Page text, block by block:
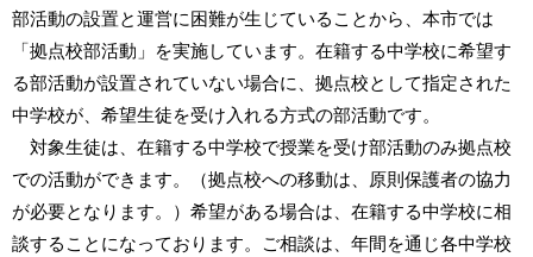
部活動の設置と運営に困難が生じていることから、本市では
「拠点校部活動」を実施しています。在籍する中学校に希望す
る部活動が設置されていない場合に、拠点校として指定された
中学校が、希望生徒を受け入れる方式の部活動です。
対象生徒は、在籍する中学校で授業を受け部活動のみ拠点校
での活動ができます。（拠点校への移動は、原則保護者の協力
が必要となります。）希望がある場合は、在籍する中学校に相
談することになっております。ご相談は、年間を通じ各中学校